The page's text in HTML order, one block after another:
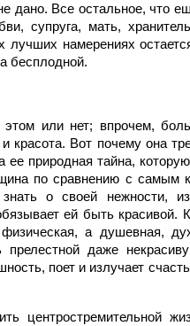
дано. Все остальное, что
супруга, мать,
намерениях
бесплодной.
или нет; впрочем,
красота. Вот почему она
ее природная тайна,
по сравнению с самым
о своей нежности,
ей быть красивой.
а душевная,
даже
поет и излучает
центростремительной